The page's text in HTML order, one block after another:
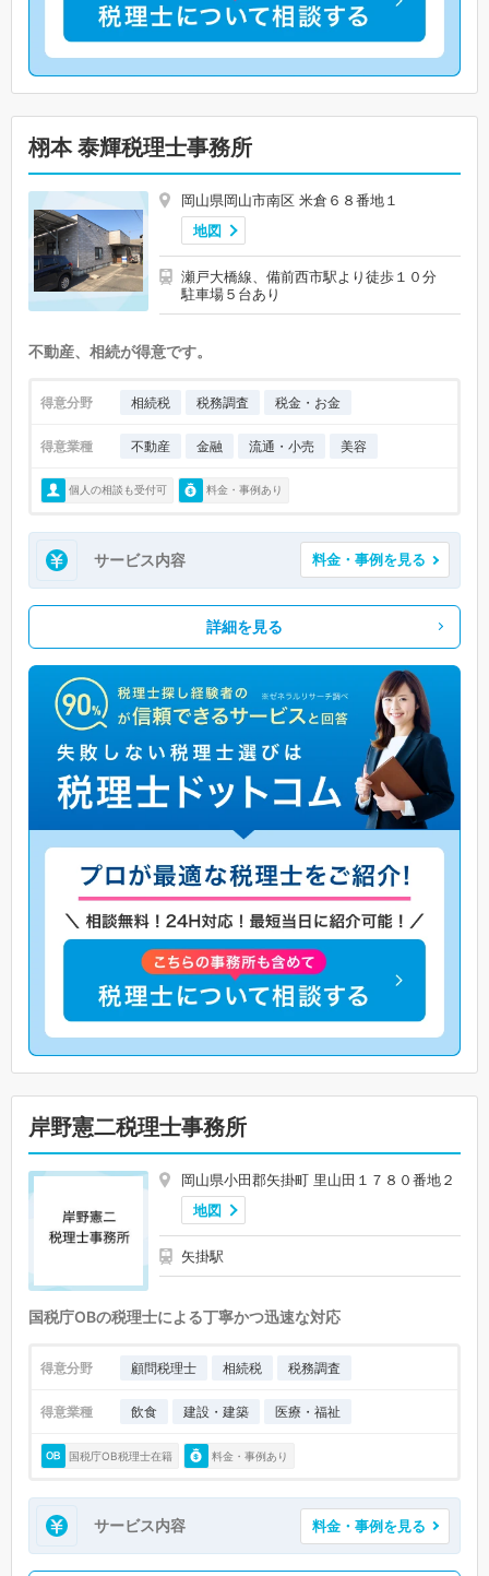
栩本 泰輝税理士事務所
岡山県岡山市南区 米倉６８番地１
地図
瀬戸大橋線、備前西市駅より徒歩１０分
駐車場５台あり
不動産、相続が得意です。
得意分野 相続税 税務調査 税金・お金
得意業種 不動産 金融 流通・小売 美容
個人の相談も受付可 料金・事例あり
サービス内容 料金・事例を見る
詳細を見る
岸野憲二税理士事務所
岡山県小田郡矢掛町 里山田１７８０番地２
地図
矢掛駅
国税庁OBの税理士による丁寧かつ迅速な対応
得意分野 顧問税理士 相続税 税務調査
得意業種 飲食 建設・建築 医療・福祉
国税庁OB税理士在籍 料金・事例あり
サービス内容 料金・事例を見る